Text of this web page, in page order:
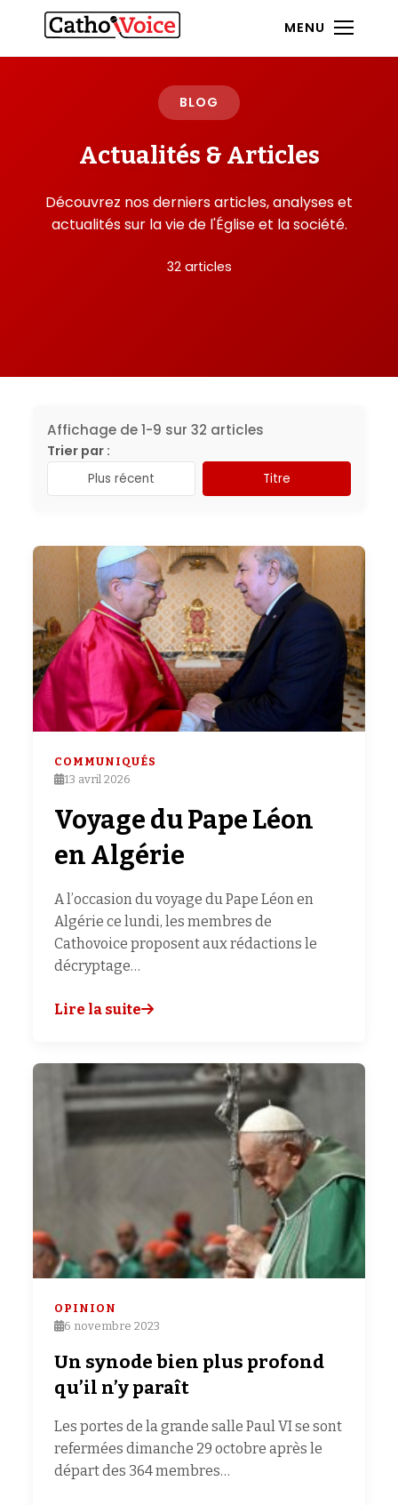
MENU
BLOG
Actualités & Articles
Découvrez nos derniers articles, analyses et
actualités sur la vie de l'Église et la société.
32 articles
Affichage de 1-9 sur 32 articles
Trier par :
Plus récent Titre
COMMUNIQUÉS
13 avril 2026
Voyage du Pape Léon
en Algérie
A l’occasion du voyage du Pape Léon en
Algérie ce lundi, les membres de
Cathovoice proposent aux rédactions le
décryptage…
Lire la suite
OPINION
6 novembre 2023
Un synode bien plus profond
qu’il n’y paraît
Les portes de la grande salle Paul VI se sont
refermées dimanche 29 octobre après le
départ des 364 membres…